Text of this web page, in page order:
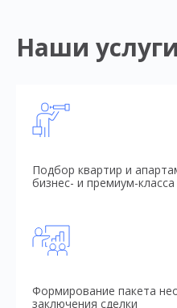
Наши услуги
Подбор квартир и
бизнес- и премиум-класса
Формирование пакета
заключения сделки